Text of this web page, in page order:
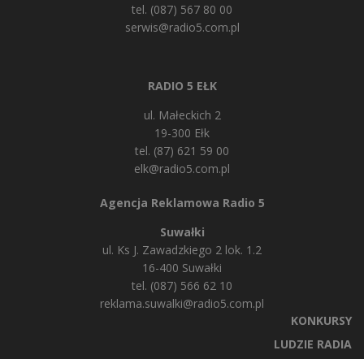
tel. (087) 567 80 00
serwis@radio5.com.pl
RADIO 5 EŁK
ul. Małeckich 2
19-300 Ełk
tel. (87) 621 59 00
elk@radio5.com.pl
Agencja Reklamowa Radio 5
Suwałki
ul. Ks J. Zawadzkiego 2 lok. 1.2
16-400 Suwałki
tel. (087) 566 62 10
reklama.suwalki@radio5.com.pl
KONKURSY
LUDZIE RADIA